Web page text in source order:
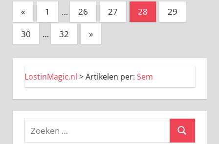
Berichten
paginering
«Vorige
berichten
1 … 26 27 28
29
30
… 32
Volgende
berichten
»
LostinMagic.nl >Artikelen per: Sem
Zoeken
Zoeken